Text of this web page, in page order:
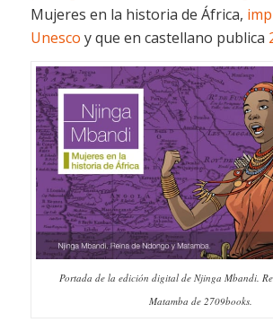
Mujeres en la historia de África,
Unesco y que en castellano publica
Portada de la edición digital de Njinga Mbandi.
Matamba de 2709books.